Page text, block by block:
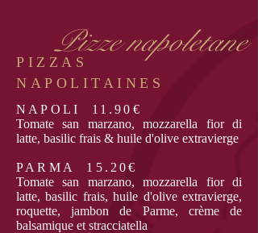
Pizze napoletane
PIZZAS
NAPOLITAINES
NAPOLI 11.90€
Tomate san marzano, mozzarella fior di
latte, basilic frais & huile d'olive extravierge
PARMA 15.20€
Tomate san marzano, mozzarella fior di
latte, basilic frais, huile d'olive extravierge,
roquette, jambon de Parme, crème de
balsamique et stracciatella